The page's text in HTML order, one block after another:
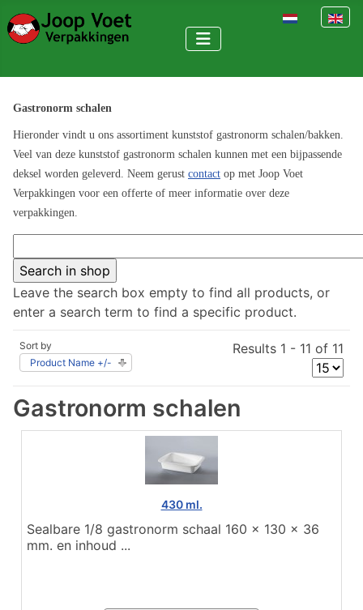
Select your
Gastronorm schalen
Hieronder vindt u ons assortiment kunststof gastronorm schalen/bakken.
Veel van deze kunststof gastronorm schalen kunnen met een bijpassende
deksel worden geleverd. Neem gerust contact op met Joop Voet
Verpakkingen voor een offerte of meer informatie over deze
verpakkingen.
Leave the search box empty to find all products, or
enter a search term to find a specific product.
Sort by
Product Name +/-
Results 1 - 11 of 11
Gastronorm schalen
430 ml.
Sealbare 1/8 gastronorm schaal 160 x 130 x 36
mm. en inhoud ...